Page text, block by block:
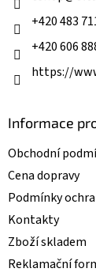
+420 483
+420 606
https://
Informace
Obchodní
Cena dopravy
Podmínky
Kontakty
Zboží skladem
Reklamační